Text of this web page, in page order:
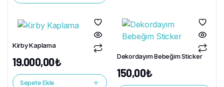
Kirby Kaplama
19.000,00₺
Sepete Ekle
Dekordayım Bebeğim Sticker
150,00₺